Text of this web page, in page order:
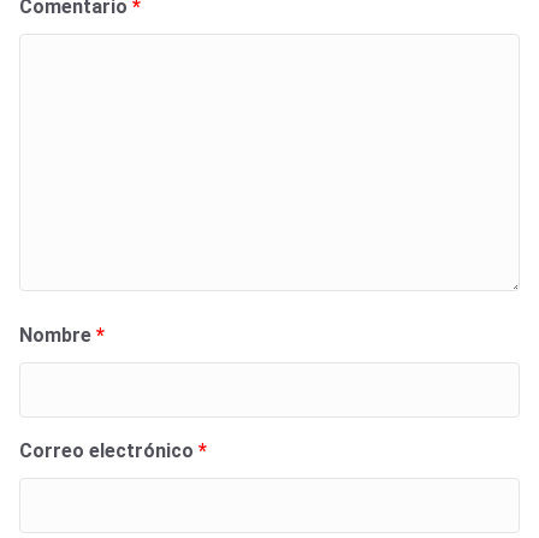
Comentario *
Nombre *
Correo electrónico *